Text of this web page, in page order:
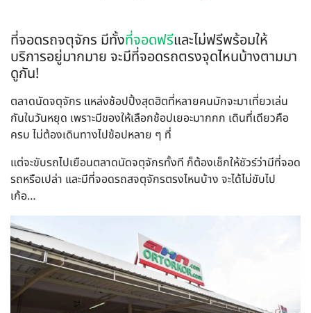
ที่จอดรถจตุจักร มีทั้งที่จอดฟรีและไม่ฟรีพร้อมให้
บริการอยู่มากมาย จะมีที่จอดรถตรงจุดไหนบ้างตามมา
ดูกัน!
ตลาดนัดจตุจักร แหล่งช้อปปิ้งสุดฮิตที่หลายคนมักจะมาเที่ยวเล่น
กันในวันหยุด เพราะมีของให้เลือกช้อปเยอะมากกก เดินที่เดียวคือ
ครบ ไม่ต้องเดินทางไปช้อปหลาย ๆ ที่
แต่จะขับรถไปเยือนตลาดนัดจตุจักรทั้งที ก็ต้องเช็กให้ชัวร์ว่ามีที่จอด
รถหรือเปล่า และมีที่จอดรถสจตุจักรตรงไหนบ้าง จะได้ไม่ขับไป
เก้อ…